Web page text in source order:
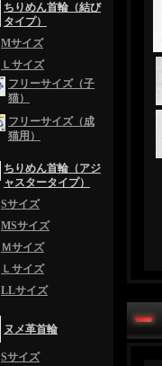
ちりめん首輪（結び
タイプ）
Mサイズ
Ｌサイズ
フリーサイズ（子
猫）
フリーサイズ（成
猫用）
ちりめん首輪（アジ
ャスタータイプ）
Sサイズ
MSサイズ
Ｍサイズ
Ｌサイズ
LLサイズ
ヌメ革首輪
Sサイズ